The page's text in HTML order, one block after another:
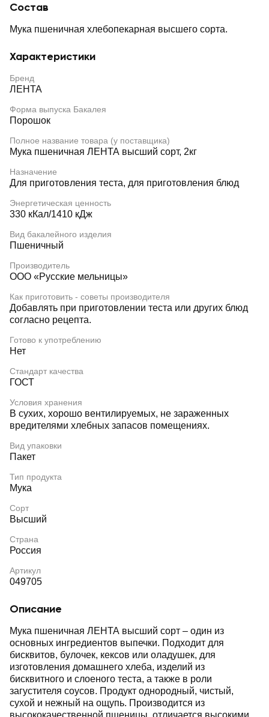
Состав
Мука пшеничная хлебопекарная высшего сорта.
Характеристики
Бренд
ЛЕНТА
Форма выпуска Бакалея
Порошок
Полное название товара (у поставщика)
Мука пшеничная ЛЕНТА высший сорт, 2кг
Назначение
Для приготовления теста, для приготовления блюд
Энергетическая ценность
330 кКал/1410 кДж
Вид бакалейного изделия
Пшеничный
Производитель
ООО «Русские мельницы»
Как приготовить - советы производителя
Добавлять при приготовлении теста или других блюд
согласно рецепта.
Готово к употреблению
Нет
Стандарт качества
ГОСТ
Условия хранения
В сухих, хорошо вентилируемых, не зараженных
вредителями хлебных запасов помещениях.
Вид упаковки
Пакет
Тип продукта
Мука
Сорт
Высший
Страна
Россия
Артикул
049705
Описание
Мука пшеничная ЛЕНТА высший сорт – один из
основных ингредиентов выпечки. Подходит для
бисквитов, булочек, кексов или оладушек, для
изготовления домашнего хлеба, изделий из
бисквитного и слоеного теста, а также в роли
загустителя соусов. Продукт однородный, чистый,
сухой и нежный на ощупь. Производится из
высококачественной пшеницы, отличается высокими